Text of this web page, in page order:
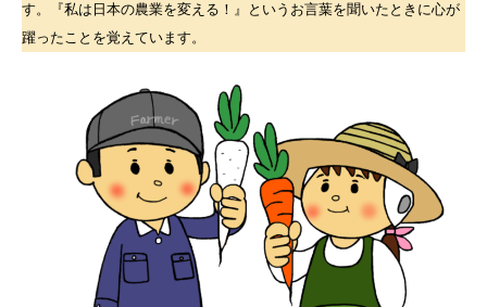
す。『私は日本の農業を変える！』というお言葉を聞いたときに心が
躍ったことを覚えています。